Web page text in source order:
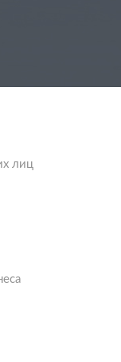
лиц